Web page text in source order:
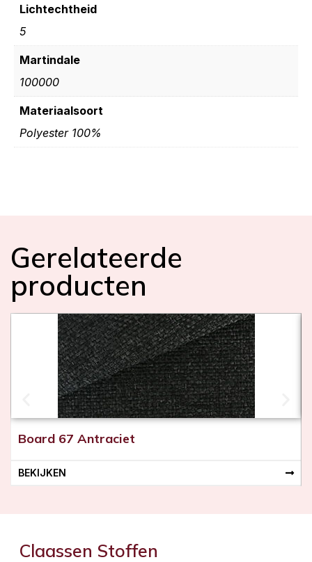
Lichtechtheid
5
Martindale
100000
Materiaalsoort
Polyester 100%
Gerelateerde
producten
Board 67 Antraciet
BEKIJKEN
Claassen Stoffen